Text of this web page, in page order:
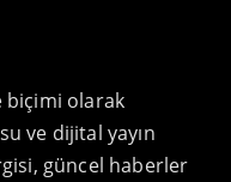
biçimi olarak
ve dijital yayın
güncel haberler